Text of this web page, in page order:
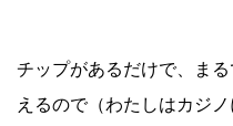
チップがあるだけで、ま
えるので（わたしはカジ